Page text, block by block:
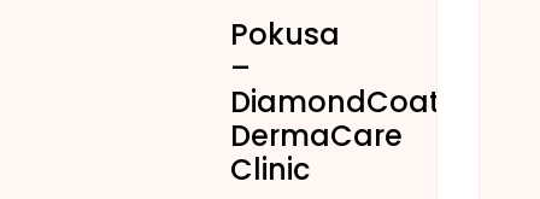
Pokusa
–
DiamondCoat
DermaCare
Clinic